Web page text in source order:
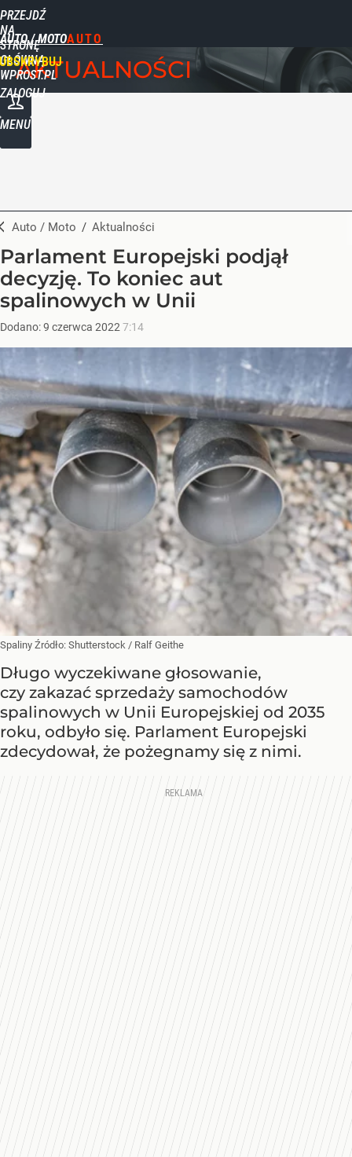
PRZEJDŹ
NA
STRONĘ
GŁÓWNĄ
WPROST.PL
AUTO / MOTO
ZALOGUJ
MENU
AKTUALNOŚCI
Auto / Moto / Aktualności
Parlament Europejski podjął
decyzję. To koniec aut
spalinowych w Unii
Dodano:9 czerwca 2022 7:14
Spaliny Źródło: Shutterstock / Ralf Geithe
Długo wyczekiwane głosowanie,
czy zakazać sprzedaży samochodów
spalinowych w Unii Europejskiej od 2035
roku, odbyło się. Parlament Europejski
zdecydował, że pożegnamy się z nimi.